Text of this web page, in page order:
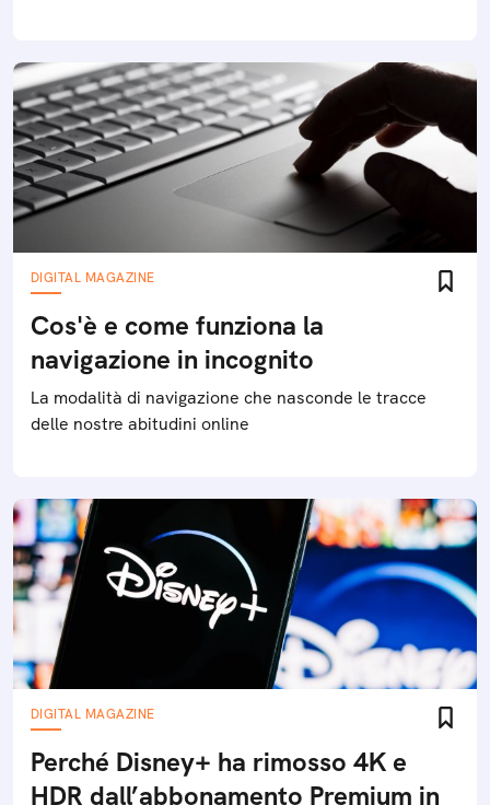
DIGITAL MAGAZINE
Cos'è e come funziona la
navigazione in incognito
La modalità di navigazione che nasconde le tracce
delle nostre abitudini online
DIGITAL MAGAZINE
Perché Disney+ ha rimosso 4K e
HDR dall’abbonamento Premium in